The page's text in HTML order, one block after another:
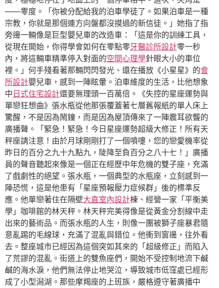
——零度。「你被分配給我的泊車學徒了。如果泊車是一種
宗教，你就是那個連方向盤都沒摸過的新信徒。」她指了指
旁邊一輛像是巨型嬰兒車的改造車：「這是你的訓練工具，
從現在開始，你得學會如何在零點零牙醫診所設計零一秒
內，將這輛車精準停入對面的空間心理學針眼大小的車位
裡。」何手殘看著那輛閃閃發光、還在播放《小星星》的會
所設計嬰兒車，感到一陣眩暈。泊車維度的生活，比他想象
中 日式住宅設計還要無理頭一百萬倍。《失控的星座運勢與
單戀狂想曲》張水瓶從他那張覆蓋著七層舊報紙的單人床上
驚醒，不是因為鬧鐘，而是因為屋頂傳來了一陣震耳欲聾的
廣播聲。「緊急！緊急！今日星座運勢超級大修正！所有天
秤座請注意！由於月球剛剛打了一個噴嚏，您的戀愛機率從
昨日的百分之九十九點九，陡降至負百分之八十七！」廣播
員的聲音聽起來像是一個正在經歷中年危機的雙子座，充滿
了戲劇性的絕望。張水瓶，一個典型的水瓶座，立刻感到一
陣恐慌，這是他患有「星座預報壓力症候群」後的標準反
應。他單戀著住在隔壁大直室內設計棟、經營一家「平衡美
學」咖啡館的林天秤。林天秤完美得像是從黃金分割線中走
出來的藝術品。而張水瓶的人生，則像一團被獅子座暴君隨
意亂踢的毛線球，充滿了混亂與錯位。他衝到窗邊，往外看
去。整座城市已經因為這個突如其來的「超級修正」而陷入
了荒謬的混亂。街道上的雙魚座們，開始不受控制地流下鹹
鹹的海水淚，他們無法停止地哭泣，導致城市低窪處已經形
成了小型潟湖。那些摩羯座的上班族，嚴格遵守著廣播中